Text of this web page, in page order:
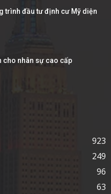
trình đầu tư định cư Mỹ diện
cho nhân sự cao cấp
923
249
96
63